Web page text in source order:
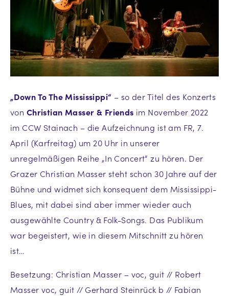
„Down To The Mississippi“ – so der Titel des Konzerts
von Christian Masser & Friends im November 2022
im CCW Stainach – die Aufzeichnung ist am FR, 7.
April (Karfreitag) um 20 Uhr in unserer
unregelmäßigen Reihe „In Concert“ zu hören. Der
Grazer Christian Masser steht schon 30 Jahre auf der
Bühne und widmet sich konsequent dem Mississippi-
Blues, mit dabei sind aber immer wieder auch
ausgewählte Country & Folk-Songs. Das Publikum
war begeistert, wie in diesem Mitschnitt zu hören
ist…
Besetzung: Christian Masser – voc, guit // Robert
Masser voc, guit // Gerhard Steinrück b // Fabian